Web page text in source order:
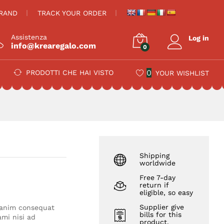
TRACK YOUR ORDER
Assistenza
info@krearegalo.com 0
Log in
PRODOTTI CHE HAI VISTO 0 YOUR WISHLIST
consequat
nisi ad
Shipping
worldwide
Free 7-day
return if
eligible, so easy
Supplier give
bills for this
product.
€380,00 Aggiungi al carrello